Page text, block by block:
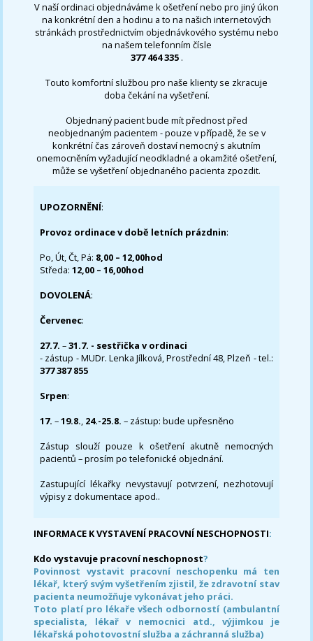
V naší ordinaci objednáváme k ošetření nebo pro jiný úkon
na konkrétní den a hodinu a to na našich internetových
stránkách prostřednictvím objednávkového systému nebo
na našem telefonním čísle
377 464 335 .
Touto komfortní službou pro naše klienty se zkracuje
doba čekání na vyšetření.
Objednaný pacient bude mít přednost před
neobjednaným pacientem - pouze v případě, že se v
konkrétní čas zároveň dostaví nemocný s akutním
onemocněním vyžadující neodkladné a okamžité ošetření,
může se vyšetření objednaného pacienta zpozdit.
UPOZORNĚNÍ:
Provoz ordinace v době letních prázdnin:
Po, Út, Čt, Pá: 8,00 – 12,00hod
Středa:12,00 – 16,00hod
DOVOLENÁ:
Červenec:
27.7.–31.7. - sestřička v ordinaci
- zástup - MUDr. Lenka Jílková, Prostřední 48, Plzeň - tel.:
377 387 855
Srpen:
17. –19.8., 24.-25.8. – zástup: bude upřesněno
Zástup slouží pouze k ošetření akutně nemocných
pacientů – prosím po telefonické objednání.
Zastupující lékařky nevystavují potvrzení, nezhotovují
výpisy z dokumentace apod..
INFORMACE K VYSTAVENÍ PRACOVNÍ NESCHOPNOSTI:
Kdo vystavuje pracovní neschopnost?
Povinnost vystavit pracovní neschopenku má ten
lékař, který svým vyšetřením zjistil, že zdravotní stav
pacienta neumožňuje vykonávat jeho práci.
Toto platí pro lékaře všech odborností (ambulantní
specialista, lékař v nemocnici atd., výjimkou je
lékařská pohotovostní služba a záchranná služba)